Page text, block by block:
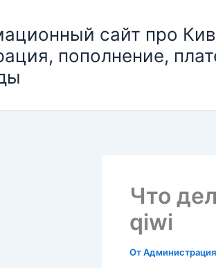
сайт про
пополнение,
Что
qiwi
ОтАдминистрация